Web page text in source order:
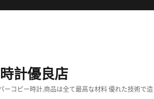
計優良店
コピー時計,商品は全て最高な材料 優れた技術で造